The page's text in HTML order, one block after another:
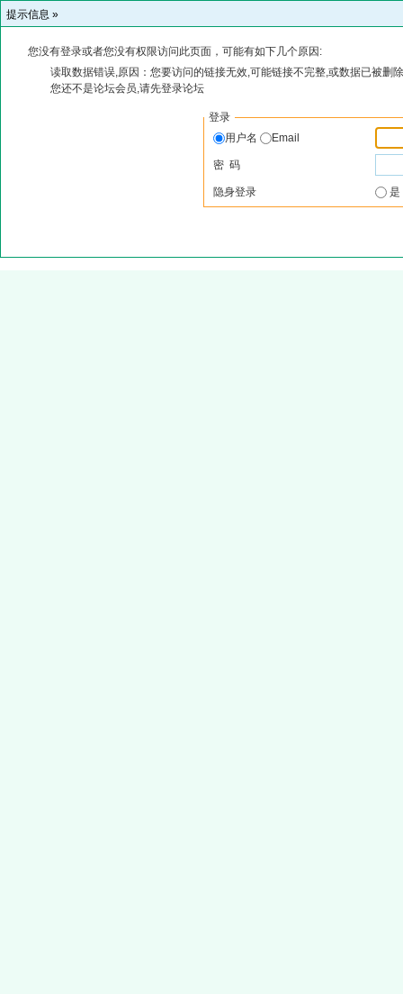
提示信息 »
您没有登录或者您没有权限访问此页面，可能有如下几个原因:
读取数据错误,原因：您要访问的链接无效,可能链接不完整,或数据已被删
您还不是论坛会员,请先登录论坛
登录
用户名
Email
密 码
隐身登录